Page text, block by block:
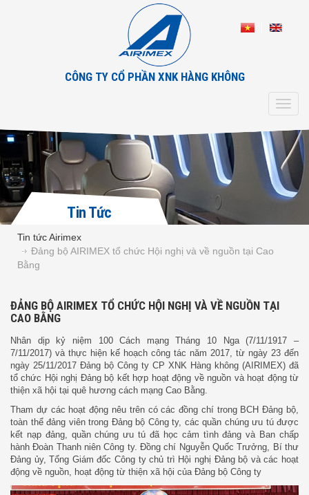
CÔNG TY CỔ PHẦN XNK HÀNG KHÔNG
Tin Tức
Tin tức Airimex
Đảng bộ AIRIMEX tổ chức Hội nghị và về nguồn tại Cao
Bằng
ĐẢNG BỘ AIRIMEX TỔ CHỨC HỘI NGHỊ VÀ VỀ NGUỒN TẠI
CAO BẰNG
Nhân dịp kỷ niệm 100 Cách mạng Tháng 10 Nga (7/11/1917 –
7/11/2017) và thực hiện kế hoạch công tác năm 2017, từ ngày 23 đến
ngày 25/11/2017 Đảng bộ Công ty CP XNK Hàng không (AIRIMEX) đã
tổ chức Hội nghị Đảng bộ kết hợp hoạt động về nguồn và hoạt động từ
thiện xã hội tại quê hương cách mạng Cao Bằng.
Tham dự các hoạt động nêu trên có các đồng chí trong BCH Đảng bộ,
toàn thể đảng viên trong Đảng bộ Công ty, các quần chúng ưu tú được
kết nạp đảng, quần chúng ưu tú đã học cảm tình đảng và Ban chấp
hành Đoàn Thanh niên Công ty. Đồng chí Nguyễn Quốc Trưởng, Bí thư
Đảng ủy, Tổng Giám đốc Công ty chủ trì Hội nghị Đảng bộ và các hoạt
động về nguồn, hoạt động từ thiện xã hội của Đảng bộ Công ty